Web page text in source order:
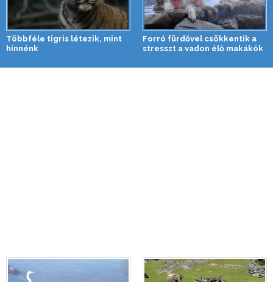
Többféle tigris létezik, mint
hinnénk
Forró fürdővel csökkentik a
stresszt a vadon élő makákók